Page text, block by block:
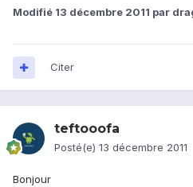
Modifié 13 décembre 2011 par
Citer
teftooofa
Posté(e) 13 décembre 2011
Bonjour